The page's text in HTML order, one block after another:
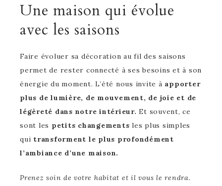
Une maison qui évolue
avec les saisons
Faire évoluer sa décoration au fil des saisons
permet de rester connecté à ses besoins et à son
énergie du moment. L’été nous invite à apporter
plus de lumière, de mouvement, de joie et de
légèreté dans notre intérieur. Et souvent, ce
sont les petits changements les plus simples
qui transforment le plus profondément
l’ambiance d’une maison.
Prenez soin de votre habitat et il vous le rendra.